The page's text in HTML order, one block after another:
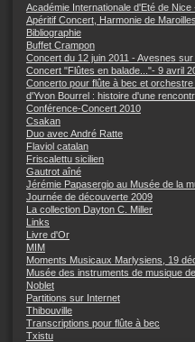
Académie Internationale d'Eté de Nice
Apéritif Concert, Harmonie de
Bibliographie
Buffet Crampon
Concert du 12 juin 2011 - Avesnes sur
Concert "Flûtes en balade..."- 9 avril
Concerto pour flûte à bec et
d'Yvon Bourrel : histoire d'une
Conférence-Concert 2010
Csakan
Duo avec André Ratte
Flaviol catalan
Friscalettu sicilien
Gautrot aîné
Jérémie Papasergio au Musée de la
Journée de découverte 2009
La collection Dayton C. Miller
Links
Livre d'Or
MIM
Moments Musicaux Marlysiens, 19
Musée des instruments de musique
Noblet
Partitions sur Internet
Thibouville
Transcriptions pour flûte à bec
Txistu